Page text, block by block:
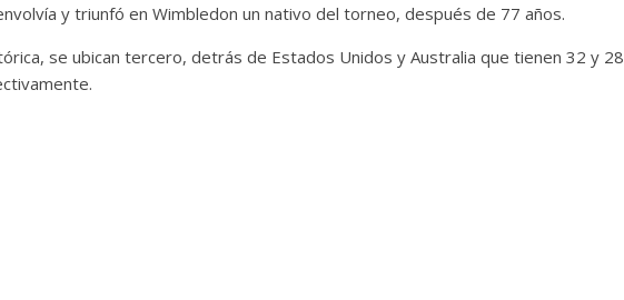
y triunfó en Wimbledon un nativo del torneo, después de 77 años.
se ubican tercero, detrás de Estados Unidos y Australia que tienen 32 y 28